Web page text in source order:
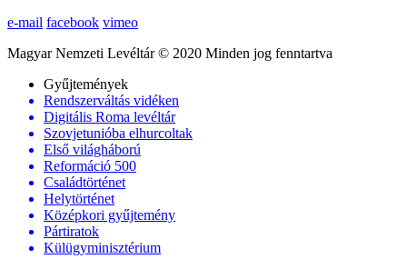
e-mail facebook vimeo
Magyar Nemzeti Levéltár © 2020 Minden jog fenntartva
Gyűjtemények
Rendszerváltás vidéken
Digitális Roma levéltár
Szovjetunióba elhurcoltak
Első világháború
Reformáció 500
Családtörténet
Helytörténet
Középkori gyűjtemény
Pártiratok
Külügyminisztérium